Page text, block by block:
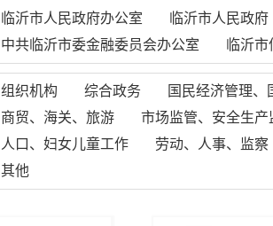
临沂市人民政府办公室
临沂市人民政府
中共临沂市委金融委员会办公室
临沂
组织机构 综合政务
国民经济管理、
商贸、海关、旅游
市场监管、安全生产
人口、妇女儿童工作
劳动、人事、监察
其他